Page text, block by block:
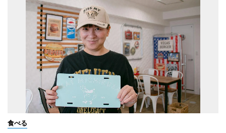
食べる